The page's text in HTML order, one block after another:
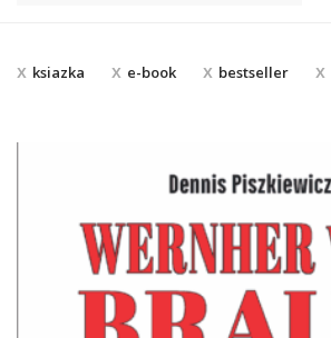
ksiazka e-book bestseller